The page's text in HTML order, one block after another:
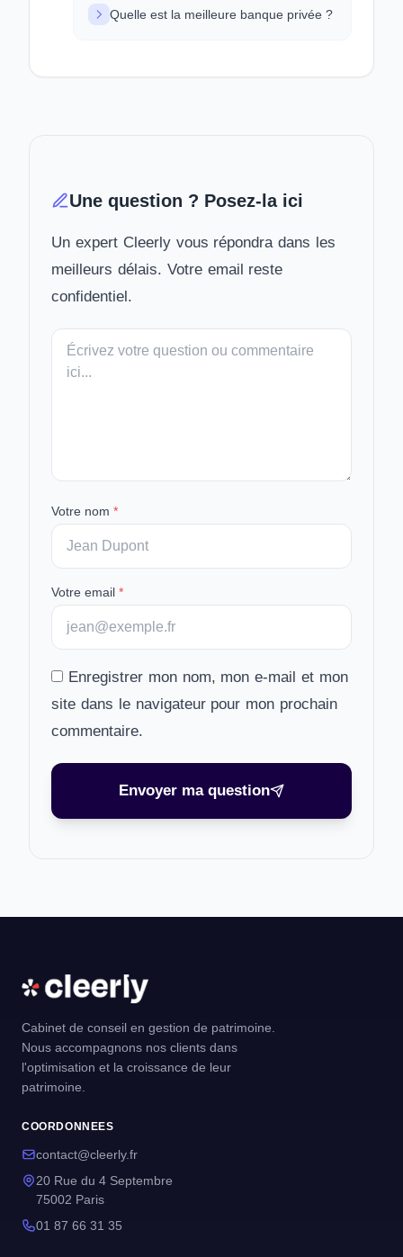
Quelle est la meilleure banque privée ?
Une question ? Posez-la ici
Un expert Cleerly vous répondra dans les
meilleurs délais. Votre email reste
confidentiel.
Votre
message
Votre nom *
Votre email *
Enregistrer mon nom, mon e-mail et mon
site dans le navigateur pour mon prochain
commentaire.
Envoyer ma question
Cabinet de conseil en gestion de patrimoine.
Nous accompagnons nos clients dans
l'optimisation et la croissance de leur
patrimoine.
COORDONNEES
contact@cleerly.fr
20 Rue du 4 Septembre
75002 Paris
01 87 66 31 35